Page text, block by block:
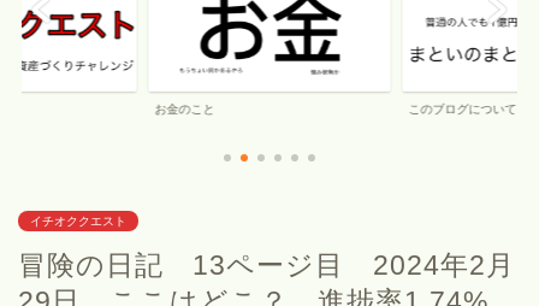
このブログについて NOTUMNについて
イチオククエスト
冒険の日記 13ページ目 2024年2月